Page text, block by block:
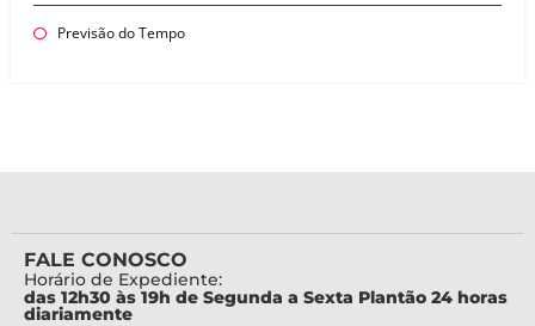
Previsão do Tempo
FALE CONOSCO
Horário de Expediente:
das 12h30 às 19h de Segunda a Sexta Plantão 24 horas
diariamente